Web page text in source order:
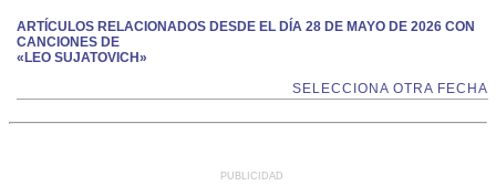
ARTÍCULOS RELACIONADOS DESDE EL DÍA 28 DE MAYO DE 2026 CON
CANCIONES DE
«LEO SUJATOVICH»
SELECCIONA OTRA FECHA
PUBLICIDAD